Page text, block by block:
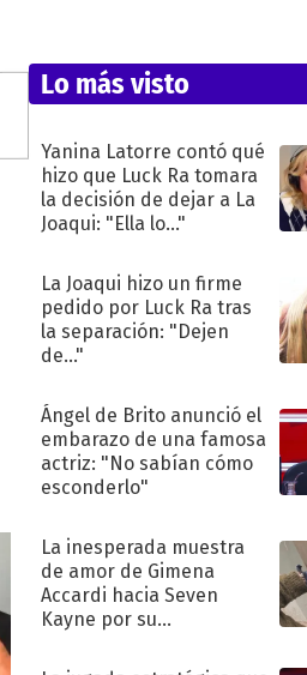
Lo más visto
Yanina Latorre contó qué
hizo que Luck Ra tomara
la decisión de dejar a La
Joaqui: "Ella lo..."
La Joaqui hizo un firme
pedido por Luck Ra tras
la separación: "Dejen
de..."
Ángel de Brito anunció el
embarazo de una famosa
actriz: "No sabían cómo
esconderlo"
La inesperada muestra
de amor de Gimena
Accardi hacia Seven
Kayne por su